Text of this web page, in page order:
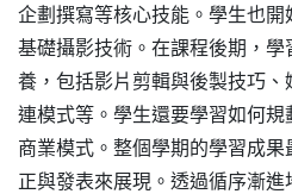
企劃撰寫等核心技能。學生也
基礎攝影技術。在課程後期，
養，包括影片剪輯與後製技巧
連模式等。學生還要學習如何
商業模式。整個學期的學習成
正與發表來展現。透過循序漸